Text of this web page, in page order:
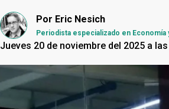
Por Eric Nesich
Periodista especializado en Economía
Jueves 20 de noviembre del 2025 a